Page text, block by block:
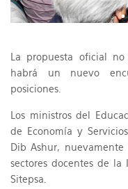
La propuesta oficial
habrá un nuevo
posiciones.
Los ministros del
de Economía y
Dib Ashur,
sectores docentes de la
Sitepsa.